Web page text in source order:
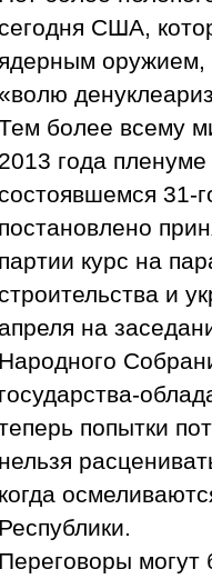
США,
ядерным оружием,
более всему
2013 года
31-
постановлено
партии курс на
и
апреля на
Народного
государства-
попытки
нельзя
когда
Республики.
Переговоры могут